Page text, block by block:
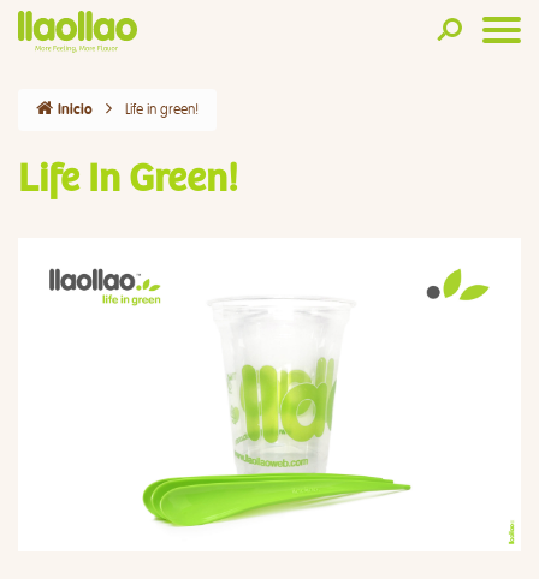
Inicio Life in green!
Life In Green!